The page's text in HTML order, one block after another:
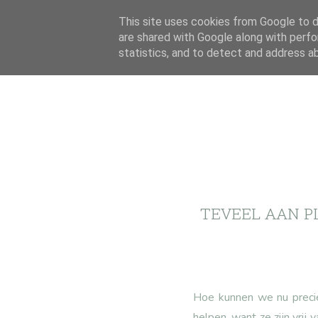
TEVEEL AAN
Hoe kunnen we nu
This site uses cookies from Google to
are shared with Google along with
statistics, and to detect and address